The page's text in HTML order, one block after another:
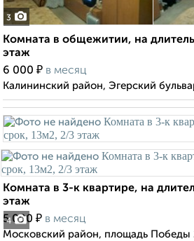
3
Комната в общежитии, на
этаж
6 000 ₽ в месяц
Калининский район, Эгерский
4
Комната в 3-к квартире, на
этаж
5 000 ₽ в месяц
Московский район, площадь Победы